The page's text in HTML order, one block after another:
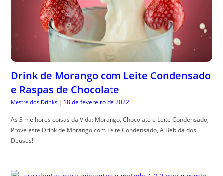
Drink de Morango com Leite Condensado
e Raspas de Chocolate
Mestre dos Drinks | 18 de fevereiro de 2022
As 3 melhores coisas da Vida: Morango, Chocolate e Leite Condensado,
Prove este Drink de Morango com Leite Condensado, A Bebida dos
Deuses!